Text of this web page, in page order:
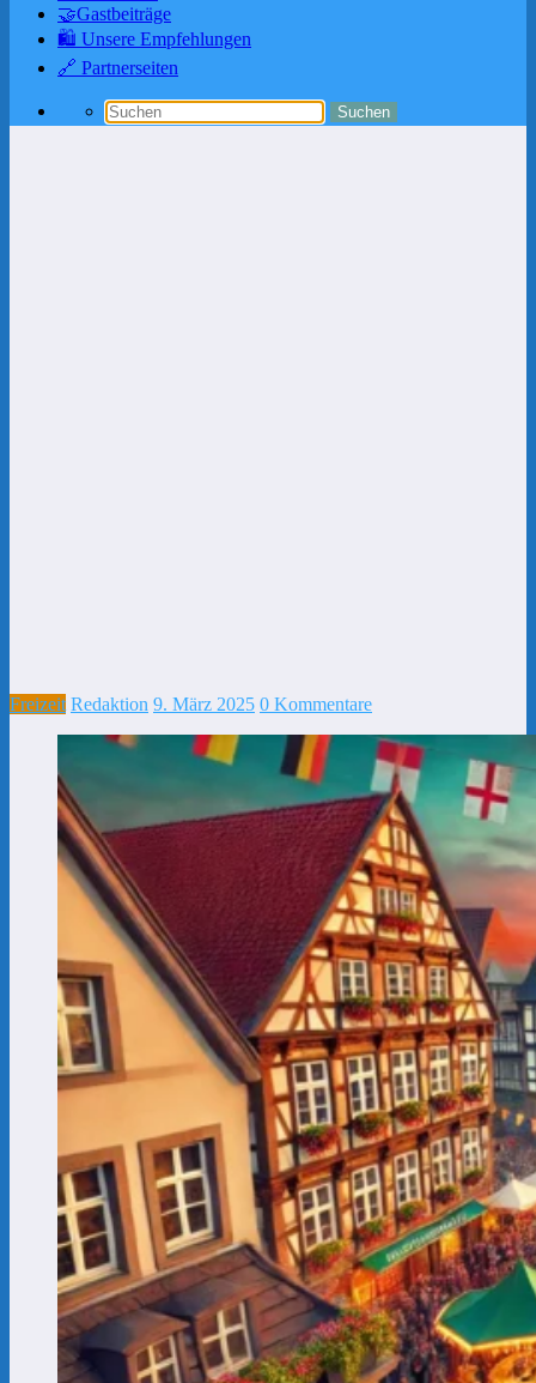
🤝Gastbeiträge
🛍️ Unsere Empfehlungen
🔗 Partnerseiten
Freizeit Redaktion 9. März 2025 0 Kommentare